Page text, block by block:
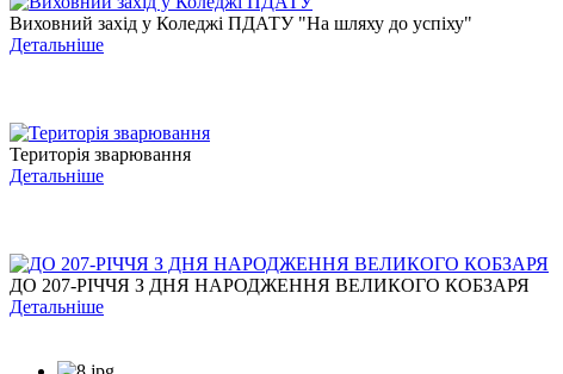
Виховний захід у Коледжі ПДАТУ "На шляху до успіху"
Детальніше
Територія зварювання
Детальніше
ДО 207-РІЧЧЯ З ДНЯ НАРОДЖЕННЯ ВЕЛИКОГО КОБЗАРЯ
Детальніше